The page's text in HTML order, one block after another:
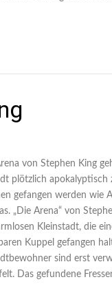
von Stephen King
plötzlich apokalyptisch
gefangen werden wie
„Die Arena“ von
Kleinstadt, die
Kuppel gefangen
sind erst
Das gefundene